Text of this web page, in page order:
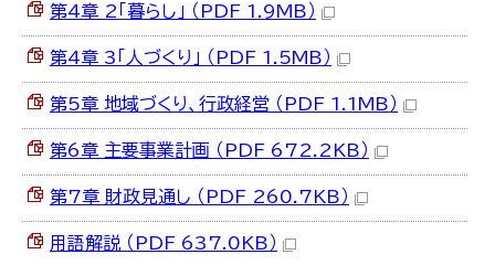
第4章 2「暮らし」 （PDF 1.9MB）
第4章 3「人づくり」 （PDF 1.5MB）
第5章 地域づくり、行政経営 （PDF 1.1MB）
第6章 主要事業計画 （PDF 672.2KB）
第7章 財政見通し （PDF 260.7KB）
用語解説 （PDF 637.0KB）